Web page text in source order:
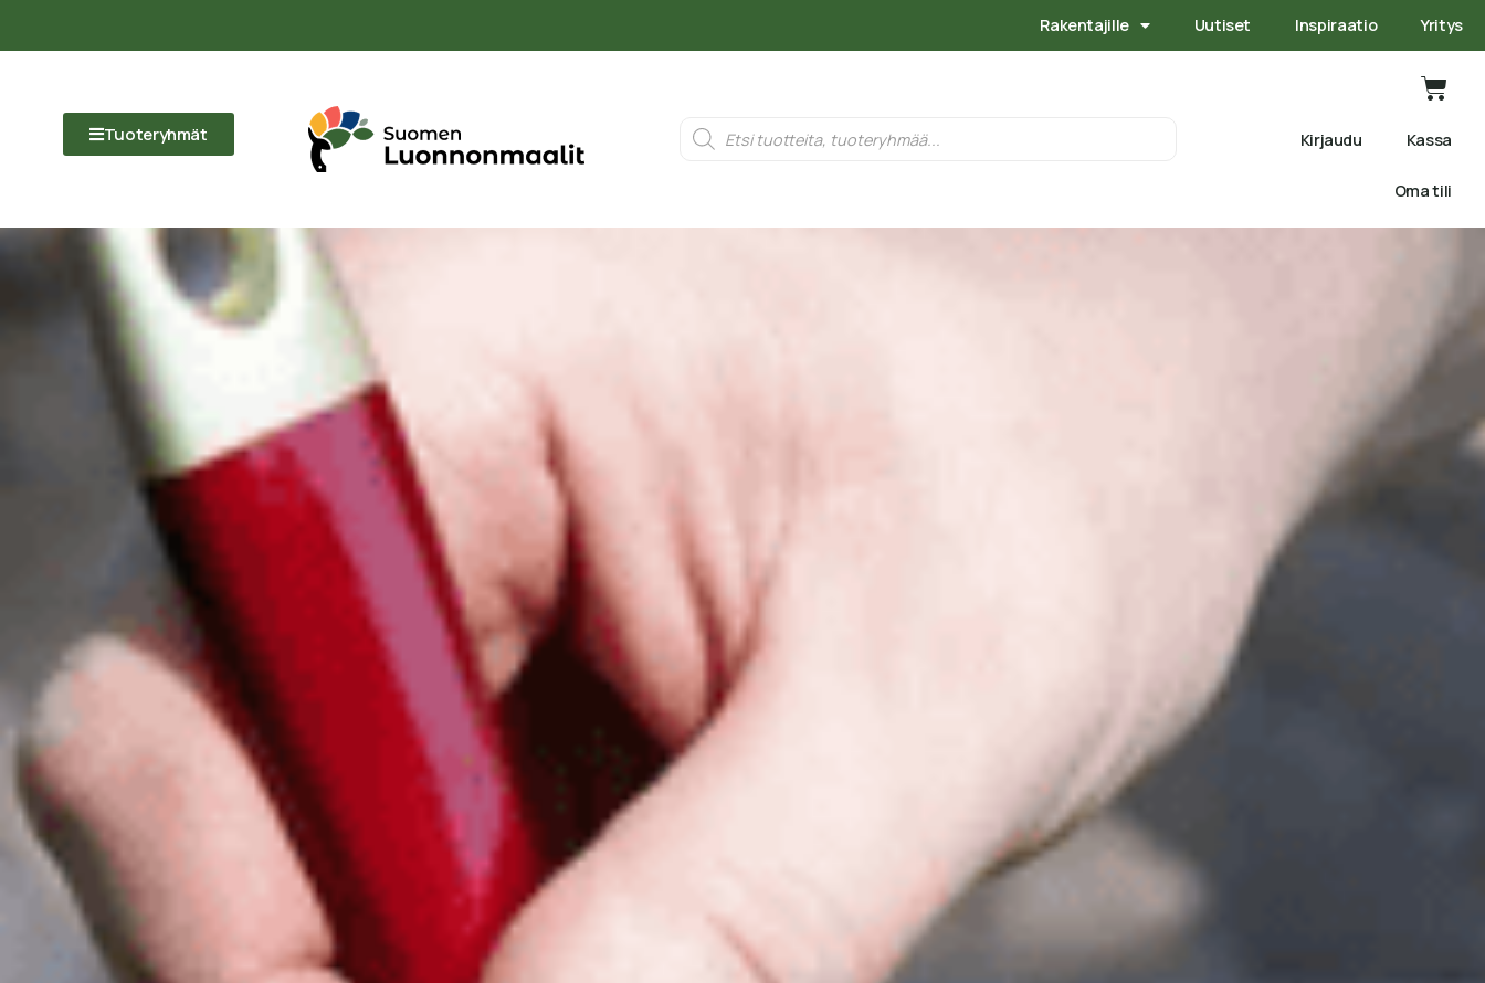
Rakentajille Uutiset Inspiraatio Yritys
Tuoteryhmät Kirjaudu Kassa
Oma tili